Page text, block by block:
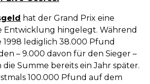
hat der Grand Prix eine
Entwicklung hingelegt. Während
1998 lediglich 38.000 Pfund
– 9.000 davon für den Sieger –
Summe bereits ein Jahr später.
100.000 Pfund auf dem